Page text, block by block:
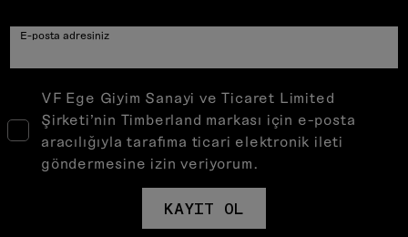
E-posta adresiniz
VF Ege Giyim Sanayi ve Ticaret Limited
Şirketi’nin Timberland markası için e-posta
aracılığıyla tarafıma ticari elektronik ileti
göndermesine izin veriyorum.
KAYIT OL